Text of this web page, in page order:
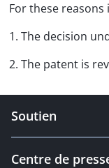
For these
1. The decision
2. The patent is
Soutien
Centre de